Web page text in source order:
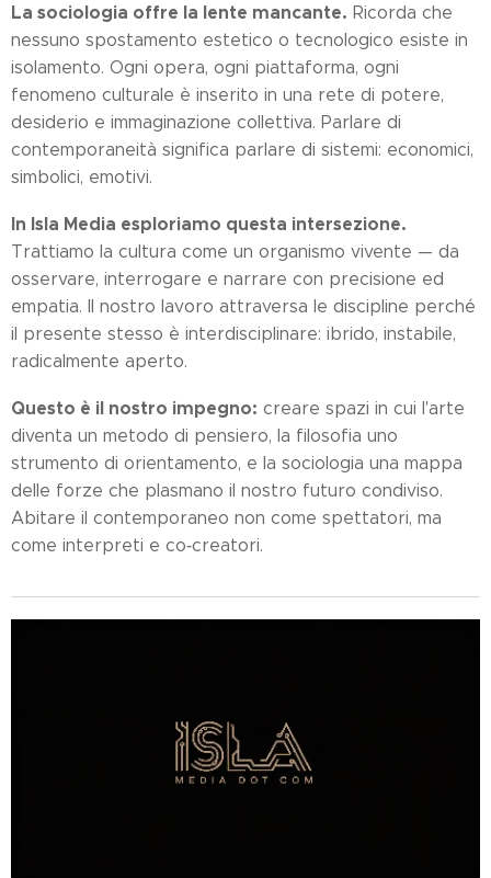
La sociologia offre la lente mancante. Ricorda che
nessuno spostamento estetico o tecnologico esiste in
isolamento. Ogni opera, ogni piattaforma, ogni
fenomeno culturale è inserito in una rete di potere,
desiderio e immaginazione collettiva. Parlare di
contemporaneità significa parlare di sistemi: economici,
simbolici, emotivi.
In Isla Media esploriamo questa intersezione.
Trattiamo la cultura come un organismo vivente — da
osservare, interrogare e narrare con precisione ed
empatia. Il nostro lavoro attraversa le discipline perché
il presente stesso è interdisciplinare: ibrido, instabile,
radicalmente aperto.
Questo è il nostro impegno: creare spazi in cui l'arte
diventa un metodo di pensiero, la filosofia uno
strumento di orientamento, e la sociologia una mappa
delle forze che plasmano il nostro futuro condiviso.
Abitare il contemporaneo non come spettatori, ma
come interpreti e co‑creatori.